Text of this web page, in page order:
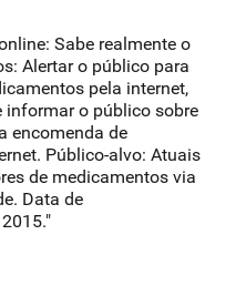
Sabe realmente o
Alertar o público para
pela internet,
informar o público sobre
encomenda de
Público-alvo: Atuais
de medicamentos via
Data de